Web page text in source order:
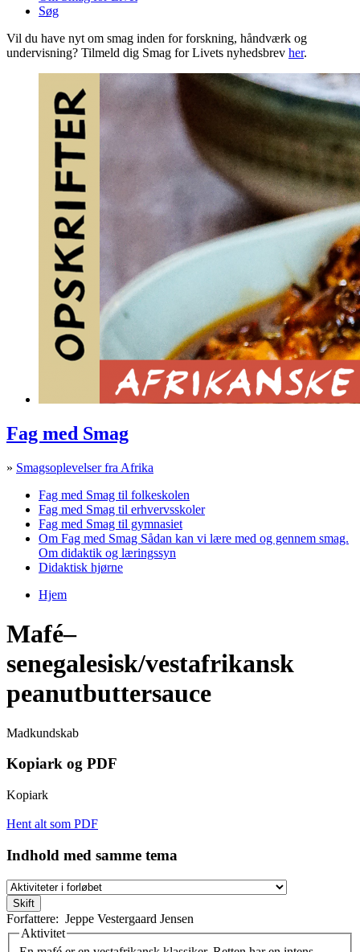
Søg
Vil du have nyt om smag inden for forskning, håndværk og
undervisning? Tilmeld dig Smag for Livets nyhedsbrev her.
Fag med Smag
» Smagsoplevelser fra Afrika
Fag med Smag til folkeskolen
Fag med Smag til erhvervsskoler
Fag med Smag til gymnasiet
Om Fag med Smag Sådan kan vi lære med og gennem smag.
Om didaktik og læringssyn
Didaktisk hjørne
Hjem
Mafé–
senegalesisk/vestafrikansk
peanutbuttersauce
Madkundskab
Kopiark og PDF
Kopiark
Hent alt som PDF
Indhold med samme tema
Forfattere: Jeppe Vestergaard Jensen
Aktivitet